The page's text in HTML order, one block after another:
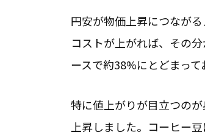
円安が物価上昇につなが
コストが上がれば、その
ースで約38%にとどまっ
特に値上がりが目立つの
上昇しました。コーヒー